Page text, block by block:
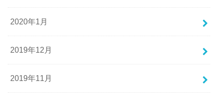
2020年1月
2019年12月
2019年11月